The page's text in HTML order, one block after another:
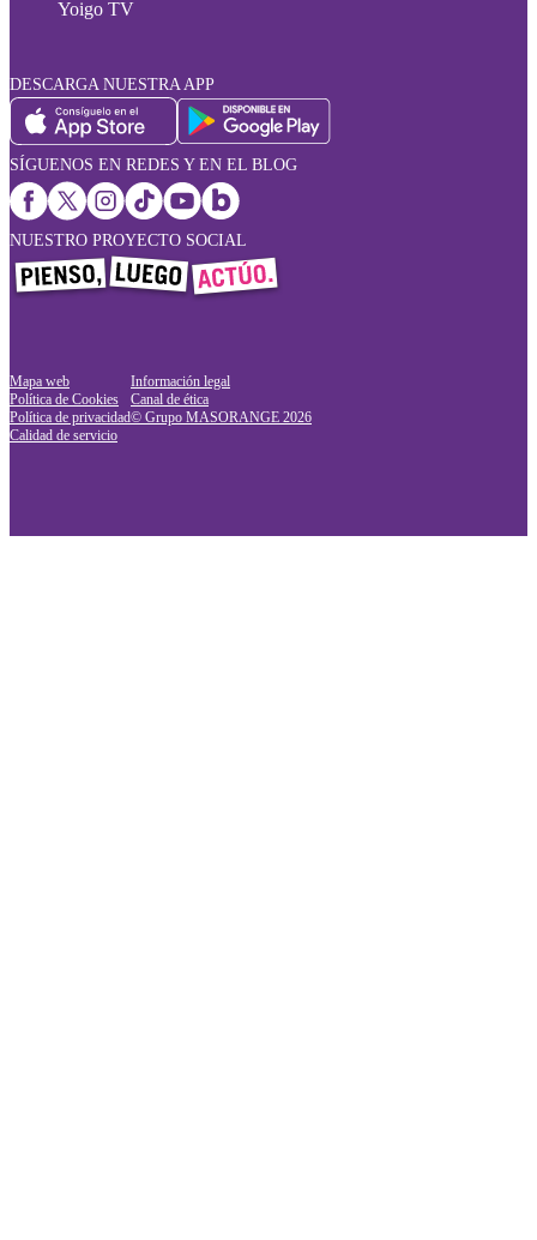
Yoigo TV
DESCARGA NUESTRA APP
SÍGUENOS EN REDES Y EN EL BLOG
NUESTRO PROYECTO SOCIAL
Mapa web
Política de Cookies
Política de privacidad
Calidad de servicio
Información legal
Canal de ética
© Grupo MASORANGE 2026